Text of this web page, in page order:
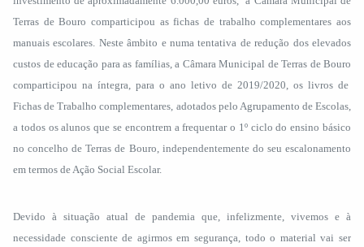
Terras de Bouro comparticipou as fichas de trabalho complementares aos
manuais escolares. Neste âmbito e numa tentativa de redução dos elevados
custos de educação para as famílias, a Câmara Municipal de Terras de Bouro
comparticipou na íntegra, para o ano letivo de 2019/2020, os livros de
Fichas de Trabalho complementares, adotados pelo Agrupamento de Escolas,
a todos os alunos que se encontrem a frequentar o 1º ciclo do ensino básico
no concelho de Terras de Bouro, independentemente do seu escalonamento
em termos de Ação Social Escolar.
Devido à situação atual de pandemia que, infelizmente, vivemos e à
necessidade consciente de agirmos em segurança, todo o material vai ser